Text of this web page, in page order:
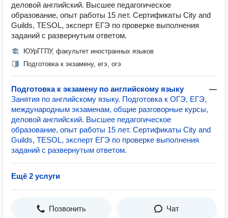
деловой английский. Высшее педагогическое
образование, опыт работы 15 лет. Сертификаты City and
Guilds, TESOL, эксперт ЕГЭ по проверке выполнения
заданий с развернутым ответом.
ЮУрГГПУ, факультет иностранных языков
Подготовка к экзамену, егэ, огэ
Подготовка к экзамену по английскому языку
—
Занятия по английскому языку. Подготовка к ОГЭ, ЕГЭ,
международным экзаменам, общие разговорные курсы,
деловой английский. Высшее педагогическое
образование, опыт работы 15 лет. Сертификаты City and
Guilds, TESOL, эксперт ЕГЭ по проверке выполнения
заданий с развернутым ответом.
Ещё 2 услуги
Позвонить Чат